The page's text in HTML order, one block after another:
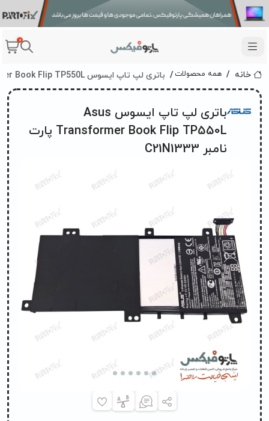
0
خانه همه محصولات باتری لپ تاپ ایسوس Asus Transformer Book Flip TP550L پارت نامبر C21N1333
باتری لپ تاپ ایسوس Asus
Transformer Book Flip TP550L پارت
نامبر C21N1333